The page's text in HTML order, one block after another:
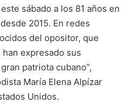
sábado a los 81 años en
2015. En redes
del opositor, que
expresado sus
patriota cubano”,
María Elena Alpízar
Unidos.